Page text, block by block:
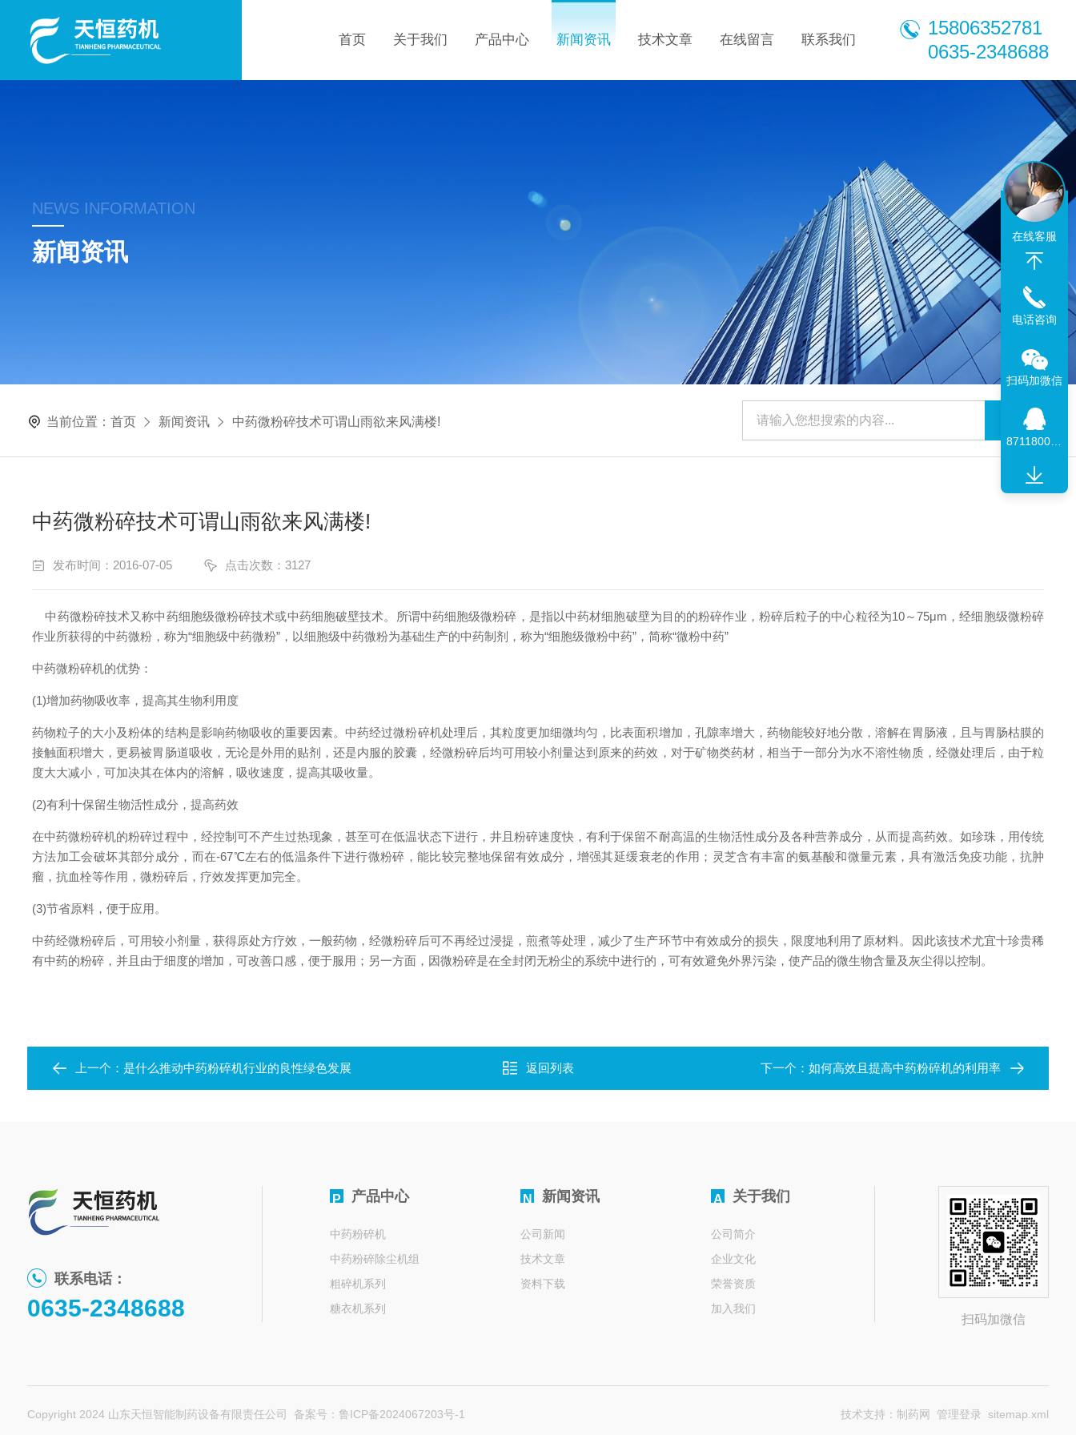
首页 关于我们 产品中心 新闻资讯 技术文章 在线留言 联系我们
15806352781
0635-2348688
NEWS INFORMATION
新闻资讯
当前位置： 首页 新闻资讯 中药微粉碎技术可谓山雨欲来风满楼!
中药微粉碎技术可谓山雨欲来风满楼!
发布时间：2016-07-05 点击次数：3127
中药微粉碎技术又称中药细胞级微粉碎技术或中药细胞破壁技术。所谓中药细胞级微粉碎，是指以中药材细胞破壁为目的的粉碎作业，粉碎后粒子的中心粒径为10～75μm，经细胞级微粉碎
作业所获得的中药微粉，称为“细胞级中药微粉”，以细胞级中药微粉为基础生产的中药制剂，称为“细胞级微粉中药”，简称“微粉中药”
中药微粉碎机的优势：
(1)增加药物吸收率，提高其生物利用度
药物粒子的大小及粉体的结构是影响药物吸收的重要因素。中药经过微粉碎机处理后，其粒度更加细微均匀，比表面积增加，孔隙率增大，药物能较好地分散，溶解在胃肠液，且与胃肠枯膜的
接触面积增大，更易被胃肠道吸收，无论是外用的贴剂，还是内服的胶囊，经微粉碎后均可用较小剂量达到原来的药效，对于矿物类药材，相当于一部分为水不溶性物质，经微处理后，由于粒
度大大减小，可加决其在体内的溶解，吸收速度，提高其吸收量。
(2)有利十保留生物活性成分，提高药效
在中药微粉碎机的粉碎过程中，经控制可不产生过热现象，甚至可在低温状态下进行，井且粉碎速度快，有利于保留不耐高温的生物活性成分及各种营养成分，从而提高药效。如珍珠，用传统
方法加工会破坏其部分成分，而在-67℃左右的低温条件下进行微粉碎，能比较完整地保留有效成分，增强其延缓衰老的作用；灵芝含有丰富的氨基酸和微量元素，具有激活免疫功能，抗肿
瘤，抗血栓等作用，微粉碎后，疗效发挥更加完全。
(3)节省原料，便于应用。
中药经微粉碎后，可用较小剂量，获得原处方疗效，一般药物，经微粉碎后可不再经过浸提，煎煮等处理，减少了生产环节中有效成分的损失，限度地利用了原材料。因此该技术尤宜十珍贵稀
有中药的粉碎，并且由于细度的增加，可改善口感，便于服用；另一方面，因微粉碎是在全封闭无粉尘的系统中进行的，可有效避免外界污染，使产品的微生物含量及灰尘得以控制。
上一个： 是什么推动中药粉碎机行业的良性绿色发展 返回列表 下一个：如何高效且提高中药粉碎机的利用率
联系电话：
0635-2348688
P 产品中心
中药粉碎机
中药粉碎除尘机组
粗碎机系列
糖衣机系列
烘箱系列
混合机系列
N 新闻资讯
公司新闻
技术文章
资料下载
A 关于我们
公司简介
企业文化
荣誉资质
加入我们
扫码加微信
Copyright 2024 山东天恒智能制药设备有限责任公司 备案号：鲁ICP备2024067203号-1 技术支持：制药网 管理登录 sitemap.xml
在线客服
电话咨询
扫码加微信